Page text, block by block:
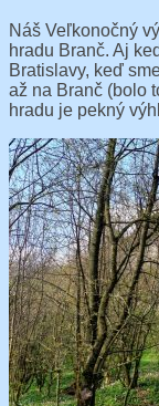
Náš Veľkonočný
hradu Branč. Aj
Bratislavy, keď
až na Branč (bolo
hradu je pekný